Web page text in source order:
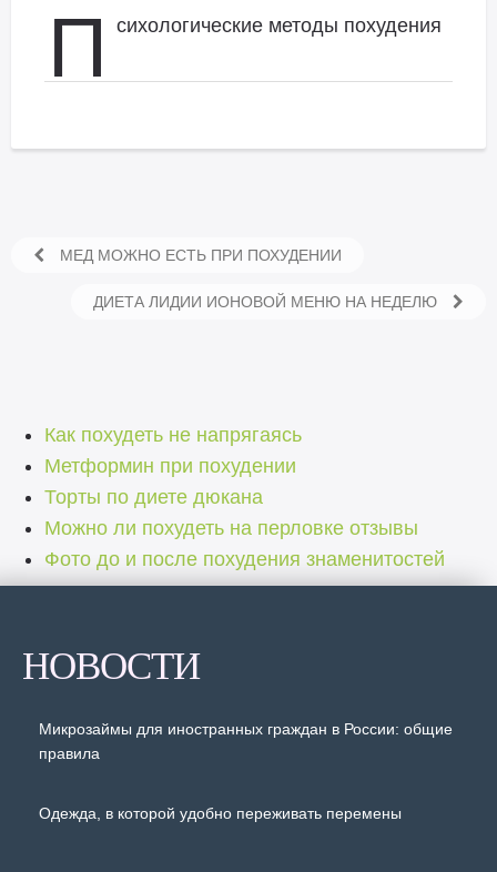
П сихологические методы похудения
МЕД МОЖНО ЕСТЬ ПРИ ПОХУДЕНИИ
ДИЕТА ЛИДИИ ИОНОВОЙ МЕНЮ НА НЕДЕЛЮ
Как похудеть не напрягаясь
Метформин при похудении
Торты по диете дюкана
Можно ли похудеть на перловке отзывы
Фото до и после похудения знаменитостей
НОВОСТИ
Микрозаймы для иностранных граждан в России: общие
правила
Одежда, в которой удобно переживать перемены